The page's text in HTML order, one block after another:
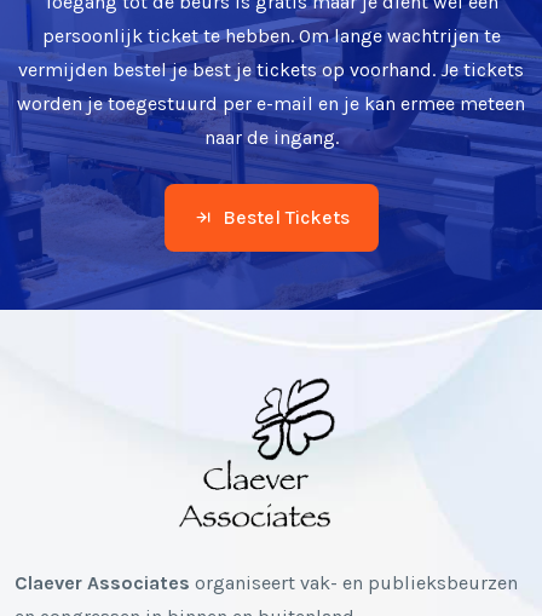
persoonlijk ticket te hebben. Om lange wachtrijen te
vermijden bestel je best je tickets op voorhand. Je tickets
worden je toegestuurd per e-mail en je kan ermee meteen
naar de ingang.
Bestel Tickets
Claever Associates organiseert vak- en publieksbeurzen